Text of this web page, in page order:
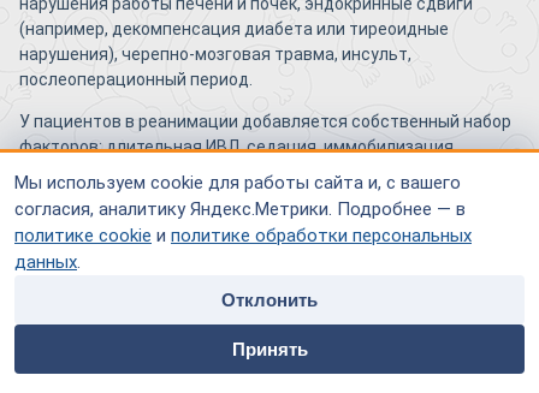
Мы используем cookie для работы сайта и, с вашего
согласия, аналитику Яндекс.Метрики. Подробнее — в
политике cookie и политике обработки персональных
данных.
Отклонить
Принять
home people
Специалисты
payment contacts
(например, декомпенсация диабета или тиреоидные
нарушения), черепно-мозговая травма, инсульт,
послеоперационный период.
У пациентов в реанимации добавляется собственный набор
факторов: длительная ИВЛ, седация, иммобилизация,
нарушение цикла день–ночь из-за постоянного света и
Какие лекарственные средства способны
спровоцировать или усилить делирий
Делирий нередко оказывается «лекарственным». Наиболее
известные провокаторы — препараты с холинолитической